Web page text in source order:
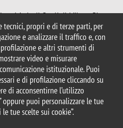
propri e di terze parti, per
e analizzare il traffico e, con
e altri strumenti di
video e misurare
istituzionale. Puoi
e di profilazione cliccando su
di acconsentirne l’utilizzo
oppure puoi personalizzare le tue
tue scelte sui cookie”.
degli Studi di Milano-Bicocca
Nuovo, 1 - 20126, Milano
ateneo.bicocca@pec.unimib.it
Amministrazione trasparente